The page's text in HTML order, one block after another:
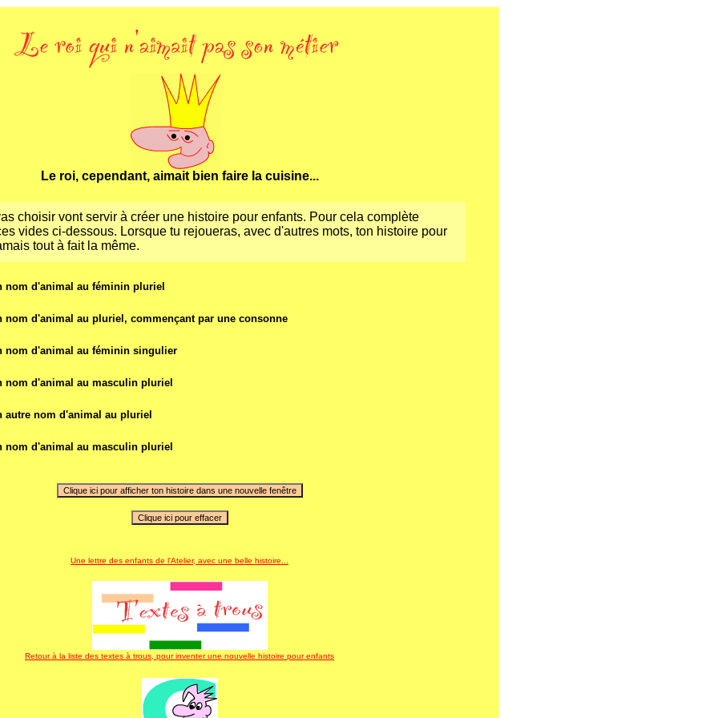
Le roi, cependant, aimait bien faire la cuisine...
choisir vont servir à créer une histoire pour enfants. Pour cela complète
vides ci-dessous. Lorsque tu rejoueras, avec d'autres mots, ton histoire pour
tout à fait la même.
nom d'animal au féminin pluriel
nom d'animal au pluriel, commençant par une consonne
nom d'animal au féminin singulier
nom d'animal au masculin pluriel
autre nom d'animal au pluriel
nom d'animal au masculin pluriel
Une lettre des enfants de l'Atelier, avec une belle histoire...
Retour à la liste des textes à trous, pour inventer une nouvelle histoire pour enfants